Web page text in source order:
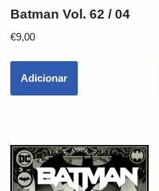
Batman Vol. 62 / 04
€9,00
Adicionar